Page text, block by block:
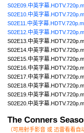
S02E09.中英字幕
S02E10.中英字幕
S02E11.中英字幕
S02E12.中英字幕
S02E13.中英字幕
S02E14.中英字幕
S02E15.中英字幕
S02E16.中英字幕
S02E17.中英字幕
S02E18.中英字幕
S02E19.中英字幕
S02E20.中英字幕
The Conners
（可用射手影音 或 迅雷看看